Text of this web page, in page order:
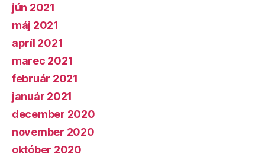
jún 2021
máj 2021
apríl 2021
marec 2021
február 2021
január 2021
december 2020
november 2020
október 2020